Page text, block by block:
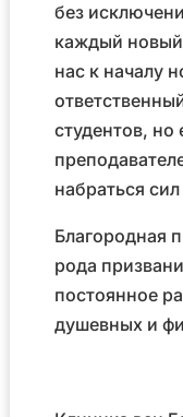
без
каждый
нас к началу
студентов,
набраться
Благородная
рода
постоянное
душевных и